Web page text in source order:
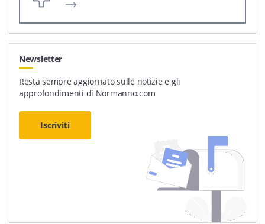
Newsletter
Resta sempre aggiornato sulle notizie e gli
approfondimenti di Normanno.com
Iscriviti